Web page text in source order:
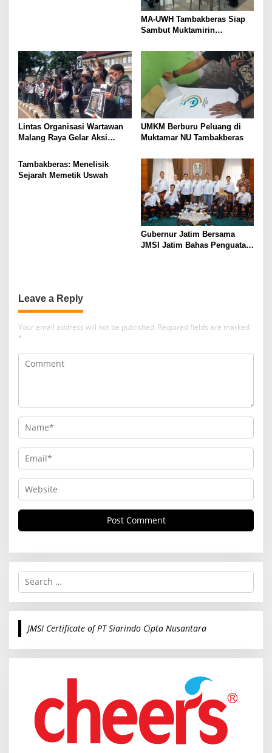
MA-UWH Tambakberas Siap
Sambut Muktamirin
Lintas Organisasi Wartawan
Malang Raya Gelar Aksi
Ireng”
UMKM Berburu Peluang di
Muktamar NU Tambakberas
Tambakberas: Menelisik
Sejarah Memetik Uswah
Gubernur Jatim Bersama
JMSI Jatim Bahas Penguatan
Leave a Reply
Your email address will not be published. Required fields are marked
*
S
r
c
o
JMSI Certificate of PT Siarindo Cipta Nusantara